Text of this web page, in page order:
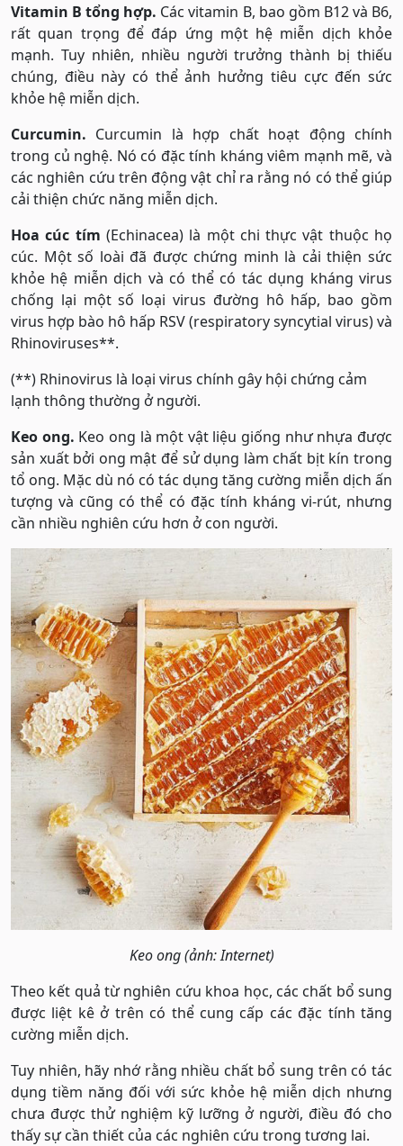
Vitamin B tổng hợp. Các vitamin B, bao gồm B12 và B6,
rất quan trọng để đáp ứng một hệ miễn dịch khỏe
mạnh. Tuy nhiên, nhiều người trưởng thành bị thiếu
chúng, điều này có thể ảnh hưởng tiêu cực đến sức
khỏe hệ miễn dịch.
Curcumin. Curcumin là hợp chất hoạt động chính
trong củ nghệ. Nó có đặc tính kháng viêm mạnh mẽ, và
các nghiên cứu trên động vật chỉ ra rằng nó có thể giúp
cải thiện chức năng miễn dịch.
Hoa cúc tím (Echinacea) là một chi thực vật thuộc họ
cúc. Một số loài đã được chứng minh là cải thiện sức
khỏe hệ miễn dịch và có thể có tác dụng kháng virus
chống lại một số loại virus đường hô hấp, bao gồm
virus hợp bào hô hấp RSV (respiratory syncytial virus) và
Rhinoviruses**.
(**) Rhinovirus là loại virus chính gây hội chứng cảm
lạnh thông thường ở người.
Keo ong. Keo ong là một vật liệu giống như nhựa được
sản xuất bởi ong mật để sử dụng làm chất bịt kín trong
tổ ong. Mặc dù nó có tác dụng tăng cường miễn dịch ấn
tượng và cũng có thể có đặc tính kháng vi-rút, nhưng
cần nhiều nghiên cứu hơn ở con người.
Keo ong (ảnh: Internet)
Theo kết quả từ nghiên cứu khoa học, các chất bổ sung
được liệt kê ở trên có thể cung cấp các đặc tính tăng
cường miễn dịch.
Tuy nhiên, hãy nhớ rằng nhiều chất bổ sung trên có tác
dụng tiềm năng đối với sức khỏe hệ miễn dịch nhưng
chưa được thử nghiệm kỹ lưỡng ở người, điều đó cho
thấy sự cần thiết của các nghiên cứu trong tương lai.